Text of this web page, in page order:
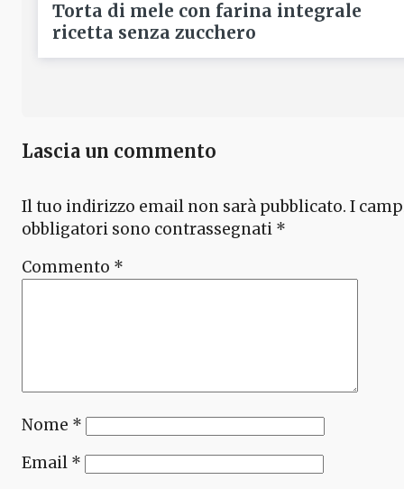
Torta di mele con farina integrale
ricetta senza zucchero
Lascia un commento
Il tuo indirizzo email non sarà pubblicato. I
obbligatori sono contrassegnati *
Commento *
Nome *
Email *